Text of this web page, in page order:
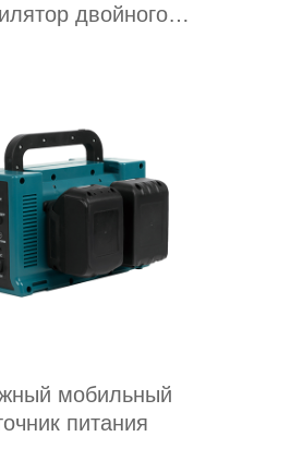
двойного
мобильный
питания